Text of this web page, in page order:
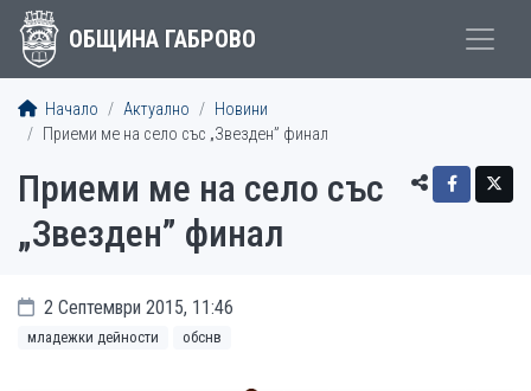
ОБЩИНА ГАБРОВО
Начало Актуално
Новини
Приеми ме на село със „Звезден” финал
Приеми ме на село със
„Звезден” финал
2 Септември 2015, 11:46
младежки дейности обснв